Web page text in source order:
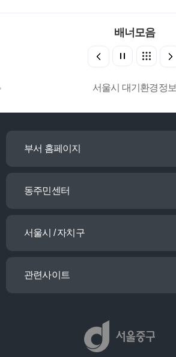
배너모음
서울시 대기환경정보
부서 홈페이지
동주민센터
서울시 / 자치구
관련사이트